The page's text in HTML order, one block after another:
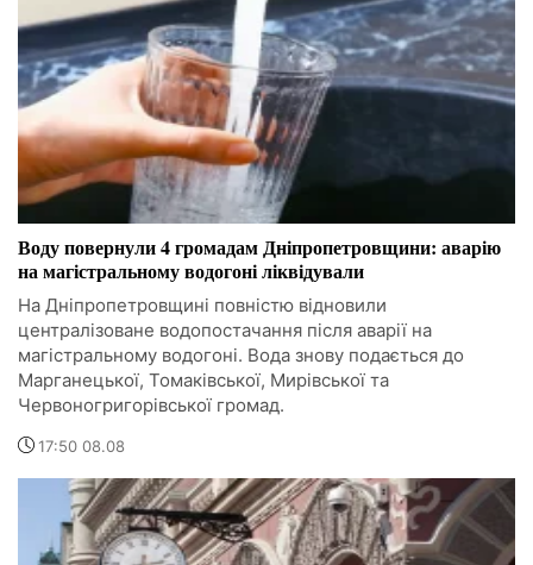
Воду повернули 4 громадам Дніпропетровщини: аварію
на магістральному водогоні ліквідували
На Дніпропетровщині повністю відновили
централізоване водопостачання після аварії на
магістральному водогоні. Вода знову подається до
Марганецької, Томаківської, Мирівської та
Червоногригорівської громад.
17:50 08.08